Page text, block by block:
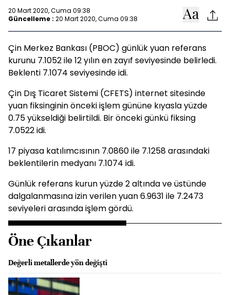
20 Mart 2020, Cuma 09:38
Güncelleme : 20 Mart 2020, Cuma 09:38
Çin Merkez Bankası (PBOC) günlük yuan referans
kurunu 7.1052 ile 12 yılın en zayıf seviyesinde belirledi.
Beklenti 7.1074 seviyesinde idi.
Çin Dış Ticaret Sistemi (CFETS) internet sitesinde
yuan fiksinginin önceki işlem gününe kıyasla yüzde
0.75 yükseldiği belirtildi. Bir önceki günkü fiksing
7.0522 idi.
17 piyasa katılımcısının 7.0860 ile 7.1258 arasındaki
beklentilerin medyanı 7.1074 idi.
Günlük referans kurun yüzde 2 altında ve üstünde
dalgalanmasına izin verilen yuan 6.9631 ile 7.2473
seviyeleri arasında işlem gördü.
Öne Çıkanlar
Değerli metallerde yön değişti